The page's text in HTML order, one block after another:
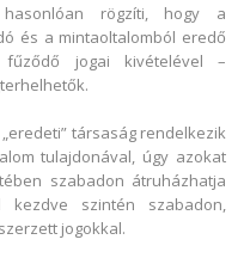
rögzíti, hogy a
és a mintaoltalomból eredő
jogai kivételével –
társaság rendelkezik
tulajdonával, úgy azokat
szabadon átruházhatja
szintén szabadon,
jogokkal.